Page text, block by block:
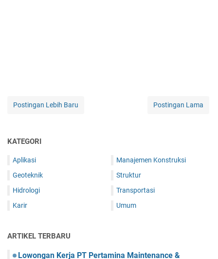
Postingan Lebih Baru Postingan Lama
KATEGORI
Aplikasi
Geoteknik
Hidrologi
Karir
Manajemen Konstruksi
Struktur
Transportasi
Umum
ARTIKEL TERBARU
Lowongan Kerja PT Pertamina Maintenance &